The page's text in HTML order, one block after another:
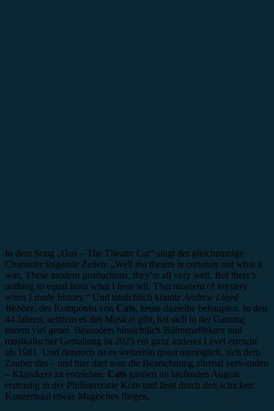
In dem Song „Gus – The Theatre Cat“ singt der gleichnamige
Charakter folgende Zeilen: „Well the theatre is certainly not what it
was, These modern productions, they’re all very well, But there’s
nothing to equal from what I hear tell, That moment of mystery
when I made history.“ Und tatsächlich könnte Andrew Lloyd
Webber, der Komponist von Cats, heute dasselbe behaupten. In den
44 Jahren, seitdem es das Musical gibt, hat sich in der Gattung
enorm viel getan. Besonders hinsichtlich Bühneneffekten und
musikalischer Gestaltung ist 2025 ein ganz anderes Level erreicht
als 1981. Und dennoch ist es weiterhin quasi unmöglich, sich dem
Zauber des – und hier darf man die Bezeichnung allemal verwenden
– Klassikers zu entziehen: Cats gastiert im laufenden August
erstmalig in der Philharmonie Köln und lässt durch den schicken
Konzertsaal etwas Magisches fliegen.